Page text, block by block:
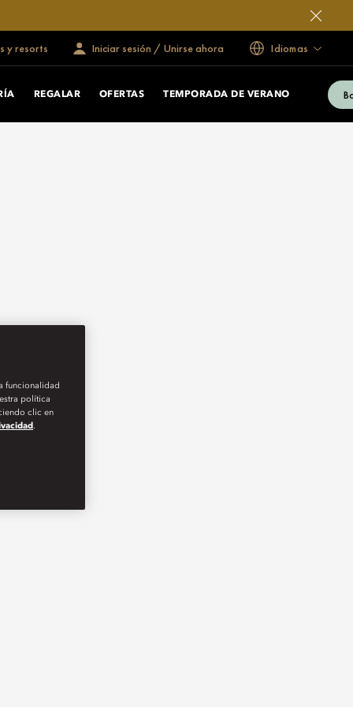
y resorts Iniciar sesión / Unirse ahora Idiomas
REGALAR OFERTAS TEMPORADA DE VERANO
funcionalidad
política
clic en
.